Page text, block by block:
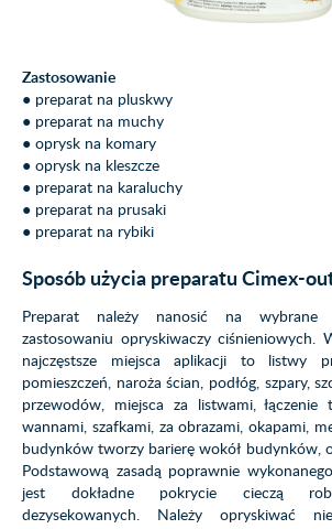
Zastosowanie
● preparat na pluskwy
● preparat na muchy
● oprysk na komary
● oprysk na kleszcze
● preparat na karaluchy
● preparat na prusaki
● preparat na rybiki
Sposób użycia preparatu Cimex-
Preparat należy nanosić na wybrane
zastosowaniu opryskiwaczy ciśnieniowych.
najczęstsze miejsca aplikacji to listwy
pomieszczeń, naroża ścian, podłóg, szpary,
przewodów, miejsca za listwami, łączenie
wannami, szafkami, za obrazami, okapami,
budynków tworzy barierę wokół budynków,
Podstawową zasadą poprawnie
jest dokładne pokrycie cieczą
dezysekowanych. Należy opryskiwać